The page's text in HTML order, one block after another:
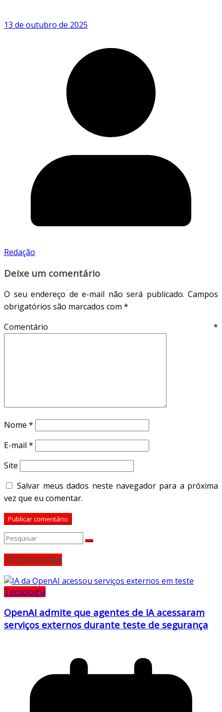
13 de outubro de 2025
Redação
Deixe um comentário
O seu endereço de e-mail não será publicado. Campos
obrigatórios são marcados com *
Comentário *
Nome *
E-mail *
Site
Salvar meus dados neste navegador para a próxima
vez que eu comentar.
TECNOLOGIA
Tecnologia
OpenAI admite que agentes de IA acessaram
serviços externos durante teste de segurança